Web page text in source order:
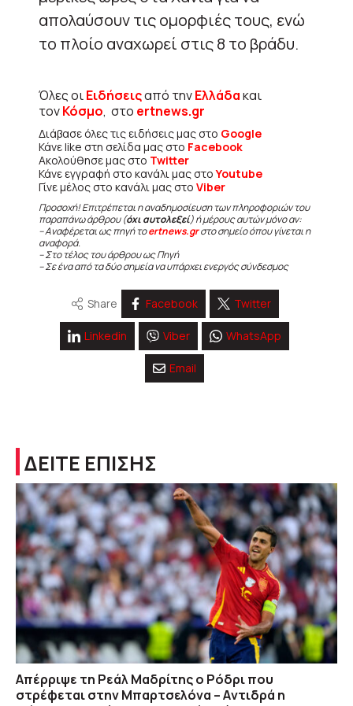
απολαύσουν τις ομορφιές τους, ενώ
το πλοίο αναχωρεί στις 8 το βράδυ.
Όλες οιΕιδήσειςαπό τηνΕλλάδακαι
τονΚόσμο, στο ertnews.gr
Διάβασε όλες τις ειδήσεις μας στο Google
Κάνε like στη σελίδα μας στο Facebook
Ακολούθησε μας στο Twitter
Κάνε εγγραφή στο κανάλι μας στοYoutube
Γίνε μέλος στο κανάλι μας στο Viber
Προσοχή! Επιτρέπεται η αναδημοσίευση των πληροφοριών του
παραπάνω άρθρου (όχι αυτολεξεί) ή μέρους αυτών μόνο αν:
– Αναφέρεται ως πηγή τοertnews.grστο σημείο όπου γίνεται η
αναφορά.
– Στο τέλος του άρθρου ως Πηγή
– Σε ένα από τα δύο σημεία να υπάρχει ενεργός σύνδεσμος
Share Facebook Twitter
Linkedin Viber WhatsApp
Email
ΔΕΙΤΕ ΕΠΙΣΗΣ
Απέρριψε τη Ρεάλ Μαδρίτης ο Ρόδρι που
στρέφεται στην Μπαρτσελόνα – Aντιδρά η